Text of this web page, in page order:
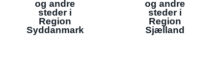
og andre
steder i
Region
Syddanmark
og andre
steder i
Region
Sjælland